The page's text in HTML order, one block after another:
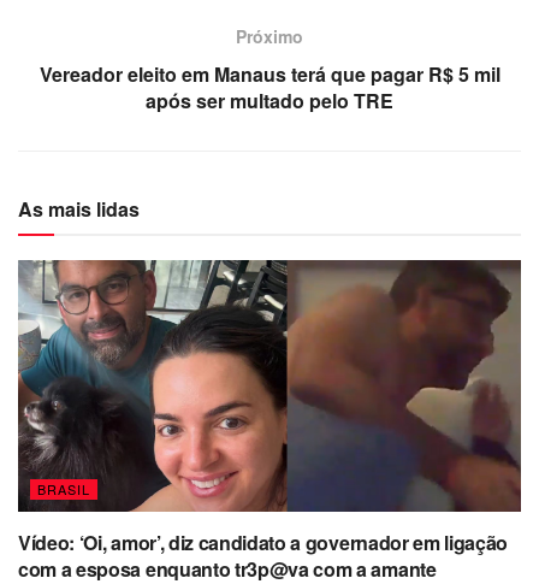
Próximo
Vereador eleito em Manaus terá que pagar R$ 5 mil
após ser multado pelo TRE
As mais lidas
BRASIL
Vídeo: ‘Oi, amor’, diz candidato a governador em ligação
com a esposa enquanto tr3p@va com a amante